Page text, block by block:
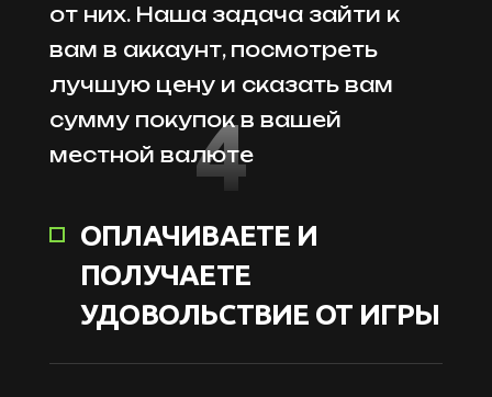
от них. Наша задача зайти к
вам в аккаунт, посмотреть
лучшую цену и сказать вам
сумму покупок в вашей
местной валюте
ОПЛАЧИВАЕТЕ И
ПОЛУЧАЕТЕ
УДОВОЛЬСТВИЕ ОТ ИГРЫ
4